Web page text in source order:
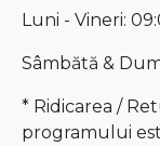
Luni - Vineri:
Sâmbătă &
* Ridicarea /
programului